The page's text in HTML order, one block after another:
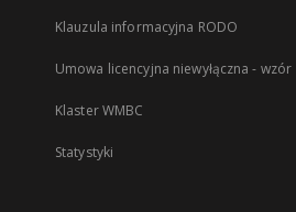
Klauzula informacyjna RODO
Umowa licencyjna niewyłączna - wzór
Klaster WMBC
Statystyki